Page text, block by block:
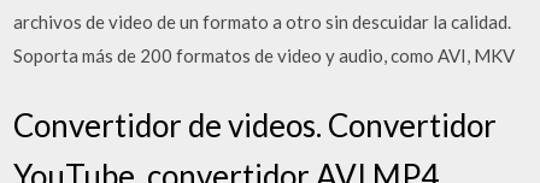
archivos de video de un formato a otro sin descuidar la calidad.
Soporta más de 200 formatos de video y audio, como AVI, MKV
Convertidor de videos. Convertidor
YouTube, convertidor AVI MP4,